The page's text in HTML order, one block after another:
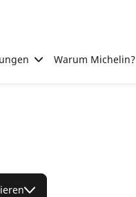
Warum Michelin?